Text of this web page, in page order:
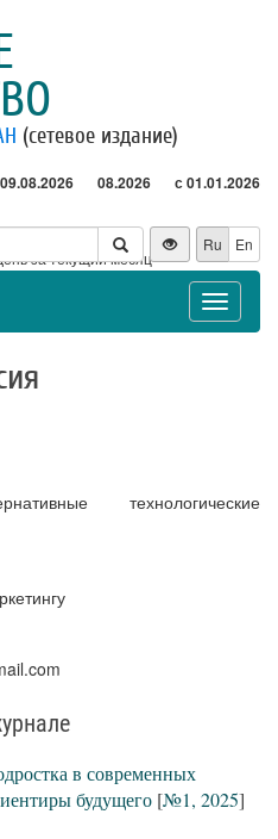
(сетевое издание)
09.08.2026 08.2026 с 01.01.2026
за текущий месяц
Ru En
Toggle
технологические
в современных
будущего [№1, 2025]